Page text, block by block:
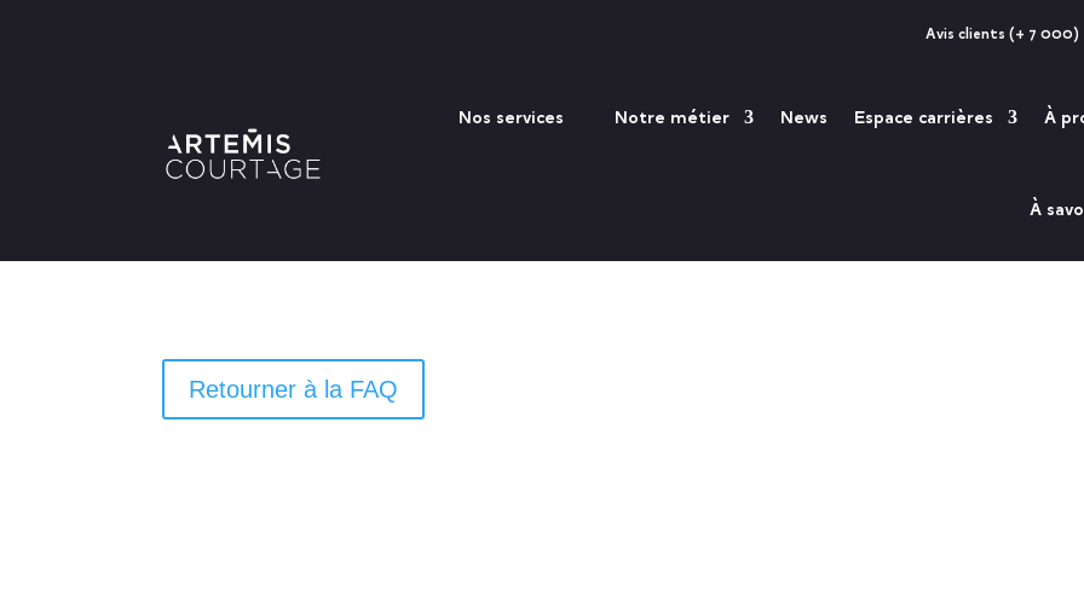
Avis clients (+ 7 000)
Nos services Notre métier News Espace carrières À
À
Retourner à la FAQ
(Taux actuel